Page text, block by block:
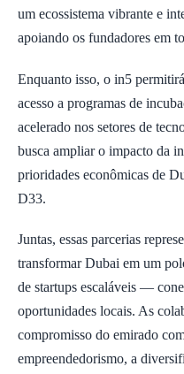
um ecossistema vibrante e
apoiando os fundadores em
Enquanto isso, o in5
acesso a programas de
acelerado nos setores de
busca ampliar o impacto da
prioridades econômicas de
D33.
Juntas, essas parcerias
transformar Dubai em um
de startups escaláveis —
oportunidades locais. As
compromisso do emirado
empreendedorismo, a